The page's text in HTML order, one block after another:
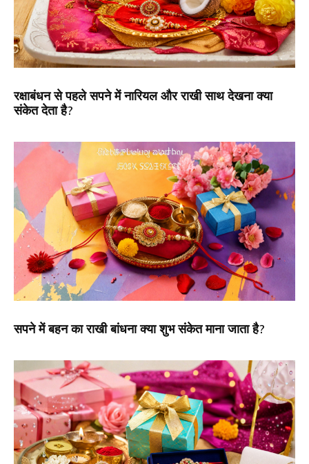
रक्षाबंधन से पहले सपने में नारियल और राखी साथ देखना क्या
संकेत देता है?
सपने में बहन का राखी बांधना क्या शुभ संकेत माना जाता है?